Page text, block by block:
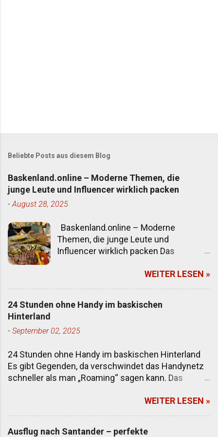
Beliebte Posts aus diesem Blog
Baskenland.online – Moderne Themen, die
junge Leute und Influencer wirklich packen
-August 28, 2025
Baskenland.online – Moderne
Themen, die junge Leute und
Influencer wirklich packen Das
Landkarte. Es ist ein Mix aus rauer
Atlantikküste, innovativen Städten,
das zwischen Bodenständigkeit und
Reiseführer beschreiben meist
Pintxos. Alles richtig – aber wenn es
darum geht, junge Leser*innen,
Content-Creator und Influencer
spannender. Es geht um Erlebnisse,
Trends und Geschichten, die auf Social
Media funktionieren und gleichzeitig
WEITER LESEN »
24 Stunden ohne Handy im baskischen
Hinterland
- September 02, 2025
24 Stunden ohne Handy im baskischen Hinterland
Es gibt Gegenden, da verschwindet das Handynetz
schneller als man „Roaming“ sagen kann. Das
Kilometer von der Küste weg, hinein zwischen
Hügel, Wälder, kleine Dörfer – und schon meldet
WEITER LESEN »
Ausflug nach Santander – perfekte